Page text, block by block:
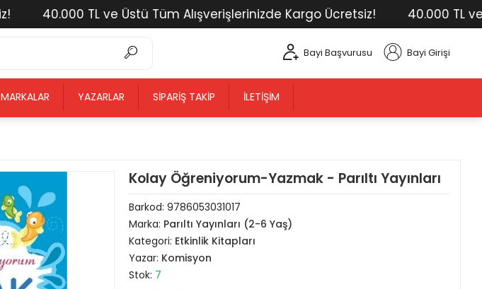
40.000 TL ve Üstü Tüm Alışverişlerinizde Kargo Ücretsiz! 40.000 TL ve
Bayi Başvurusu Bayi Girişi
MARKALAR YAZARLAR SIPARIŞ TAKIP İLETIŞIM
Kolay Öğreniyorum-Yazmak - Parıltı Yayınları
Barkod: 9786053031017
Marka: Parıltı Yayınları (2-6 Yaş)
Kategori: Etkinlik Kitapları
Yazar: Komisyon
Stok: 7